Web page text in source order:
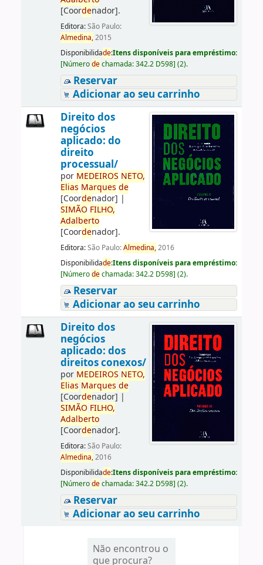
[Coordenador].
Editora:São Paulo:
Almedina,2015
Disponibilidade:Itens disponíveis para empréstimo:
[Númerodechamada:342.2 D598] (2).
Reservar
Adicionar ao seu carrinho
Direito dos
negócios
aplicado: do
direito
processual/
por MEDEIROS NETO,
Elias Marques de
[Coordenador] |
SIMÃO FILHO,
Adalberto
[Coordenador].
Editora:São Paulo:Almedina,2016
Disponibilidade:Itens disponíveis para empréstimo:
[Númerodechamada:342.2 D598] (2).
Reservar
Adicionar ao seu carrinho
Direito dos
negócios
aplicado: dos
direitos conexos/
por MEDEIROS NETO,
Elias Marques de
[Coordenador] |
SIMÃO FILHO,
Adalberto
[Coordenador].
Editora:São Paulo:
Almedina,2016
Disponibilidade:Itens disponíveis para empréstimo:
[Númerodechamada:342.2 D598] (2).
Reservar
Adicionar ao seu carrinho
Não encontrou o
que procura?